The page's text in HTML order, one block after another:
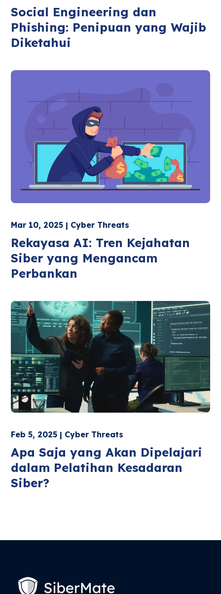
Social Engineering dan
Phishing: Penipuan yang Wajib
Diketahui
Mar 10, 2025 | Cyber Threats
Rekayasa AI: Tren Kejahatan
Siber yang Mengancam
Perbankan
Feb 5, 2025 | Cyber Threats
Apa Saja yang Akan Dipelajari
dalam Pelatihan Kesadaran
Siber?